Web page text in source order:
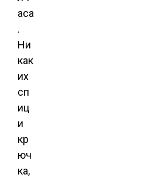
аса
.
Ни
как
их
сп
иц
и
кр
юч
ка,